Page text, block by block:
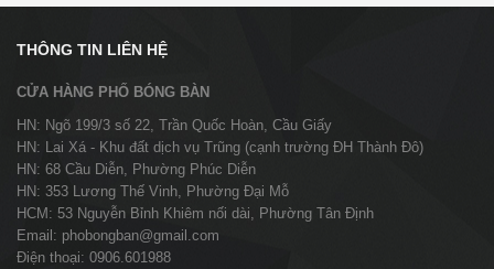
THÔNG TIN LIÊN HỆ
CỬA HÀNG PHỐ BÓNG BÀN
HN: Ngõ 199/3 số 22, Trần Quốc Hoàn, Cầu Giấy
HN: Lai Xá - Khu đất dịch vụ Trũng (cạnh trường ĐH Thành Đô)
HN: 68 Cầu Diễn, Phường Phúc Diễn
HN: 353 Lương Thế Vinh, Phường Đại Mỗ
HCM: 53 Nguyễn Bỉnh Khiêm nối dài, Phường Tân Định
Email: phobongban@gmail.com
Điện thoại: 0906.601988